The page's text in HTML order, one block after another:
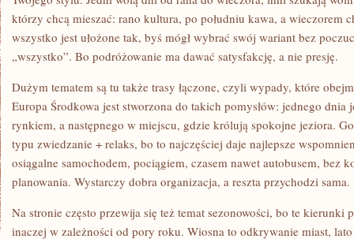
którzy chcą mieszać: rano kultura, po południu kawa, a wieczorem
wszystko jest ułożone tak, byś mógł wybrać swój wariant bez
„wszystko”. Bo podróżowanie ma dawać satysfakcję, a nie presję.
Dużym tematem są tu także trasy łączone, czyli wypady, które
Europa Środkowa jest stworzona do takich pomysłów: jednego dnia
rynkiem, a następnego w miejscu, gdzie królują spokojne jeziora.
typu zwiedzanie + relaks, bo to najczęściej daje najlepsze
osiągalne samochodem, pociągiem, czasem nawet autobusem, bez
planowania. Wystarczy dobra organizacja, a reszta przychodzi sama.
Na stronie często przewija się też temat sezonowości, bo te kierunki
inaczej w zależności od pory roku. Wiosna to odkrywanie miast,